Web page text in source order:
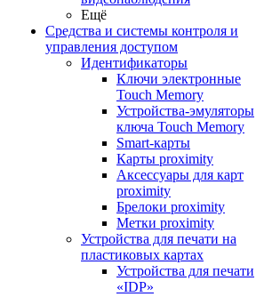
Ещё
Средства и системы контроля и
управления доступом
Идентификаторы
Ключи электронные
Touch Memory
Устройства-эмуляторы
ключа Touch Memory
Smart-карты
Карты proximity
Аксессуары для карт
proximitу
Брелоки proximity
Метки proximity
Устройства для печати на
пластиковых картах
Устройства для печати
«IDP»